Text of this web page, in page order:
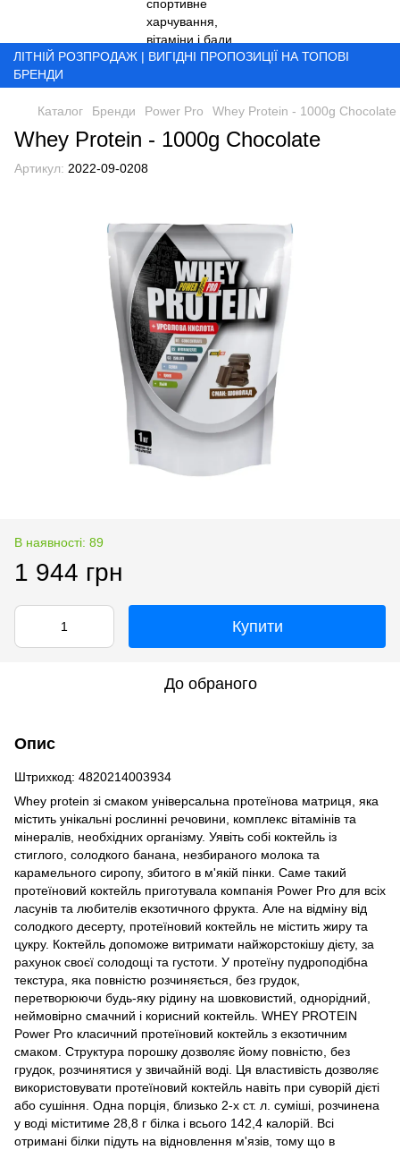
ЛІТНІЙ РОЗПРОДАЖ | ВИГІДНІ ПРОПОЗИЦІЇ НА ТОПОВІ
БРЕНДИ
Каталог Бренди Power Pro Whey Protein - 1000g Chocolate
Whey Protein - 1000g Chocolate
Артикул: 2022-09-0208
В наявності: 89
1 944 грн
Купити
До обраного
Опис
Штрихкод: 4820214003934
Whey protein зі смаком універсальна протеїнова матриця, яка
містить унікальні рослинні речовини, комплекс вітамінів та
мінералів, необхідних організму. Уявіть собі коктейль із
стиглого, солодкого банана, незбираного молока та
карамельного сиропу, збитого в м'якій пінки. Саме такий
протеїновий коктейль приготувала компанія Power Pro для всіх
ласунів та любителів екзотичного фрукта. Але на відміну від
солодкого десерту, протеїновий коктейль не містить жиру та
цукру. Коктейль допоможе витримати найжорстокішу дієту, за
рахунок своєї солодощі та густоти. У протеїну пудроподібна
текстура, яка повністю розчиняється, без грудок,
перетворюючи будь-яку рідину на шовковистий, однорідний,
неймовірно смачний і корисний коктейль. WHEY PROTEIN
Power Pro класичний протеїновий коктейль з екзотичним
смаком. Структура порошку дозволяє йому повністю, без
грудок, розчинятися у звичайній воді. Ця властивість дозволяє
використовувати протеїновий коктейль навіть при суворій дієті
або сушіння. Одна порція, близько 2-х ст. л. суміші, розчинена
у воді міститиме 28,8 г білка і всього 142,4 калорій. Всі
отримані білки підуть на відновлення м'язів, тому що в